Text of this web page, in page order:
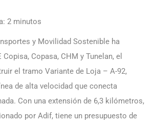
2 minutos
y Movilidad Sostenible ha
Copasa, CHM y Tunelan, el
el tramo Variante de Loja – A-92,
de alta velocidad que conecta
Con una extensión de 6,3 kilómetros,
por Adif, tiene un presupuesto de